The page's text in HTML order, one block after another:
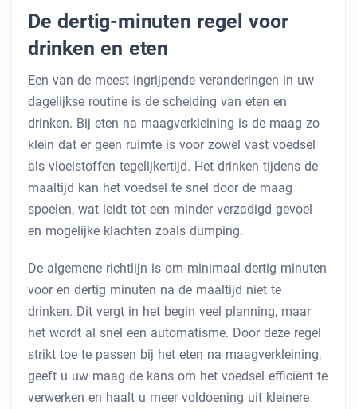
De dertig-minuten regel voor
drinken en eten
Een van de meest ingrijpende veranderingen in uw
dagelijkse routine is de scheiding van eten en
drinken. Bij eten na maagverkleining is de maag zo
klein dat er geen ruimte is voor zowel vast voedsel
als vloeistoffen tegelijkertijd. Het drinken tijdens de
maaltijd kan het voedsel te snel door de maag
spoelen, wat leidt tot een minder verzadigd gevoel
en mogelijke klachten zoals dumping.
De algemene richtlijn is om minimaal dertig minuten
voor en dertig minuten na de maaltijd niet te
drinken. Dit vergt in het begin veel planning, maar
het wordt al snel een automatisme. Door deze regel
strikt toe te passen bij het eten na maagverkleining,
geeft u uw maag de kans om het voedsel efficiënt te
verwerken en haalt u meer voldoening uit kleinere